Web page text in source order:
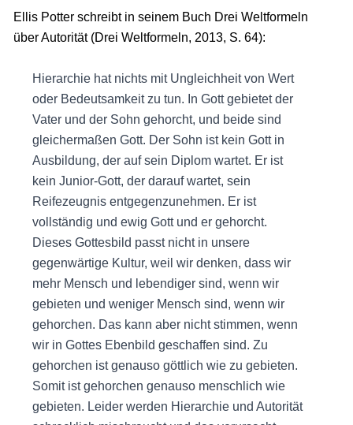
Ellis Potter schreibt in seinem Buch Drei Weltformeln
über Autorität (Drei Weltformeln, 2013, S. 64):
Hierarchie hat nichts mit Ungleichheit von Wert
oder Bedeutsamkeit zu tun. In Gott gebietet der
Vater und der Sohn gehorcht, und beide sind
gleichermaßen Gott. Der Sohn ist kein Gott in
Ausbildung, der auf sein Diplom wartet. Er ist
kein Junior-Gott, der darauf wartet, sein
Reifezeugnis entgegenzunehmen. Er ist
vollständig und ewig Gott und er gehorcht.
Dieses Gottesbild passt nicht in unsere
gegenwärtige Kultur, weil wir denken, dass wir
mehr Mensch und lebendiger sind, wenn wir
gebieten und weniger Mensch sind, wenn wir
gehorchen. Das kann aber nicht stimmen, wenn
wir in Gottes Ebenbild geschaffen sind. Zu
gehorchen ist genauso göttlich wie zu gebieten.
Somit ist gehorchen genauso menschlich wie
gebieten. Leider werden Hierarchie und Autorität